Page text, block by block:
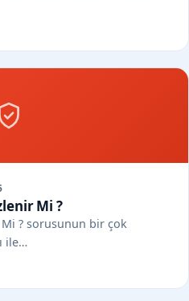
Mi ?
Mi ? sorusunun bir çok
ile…